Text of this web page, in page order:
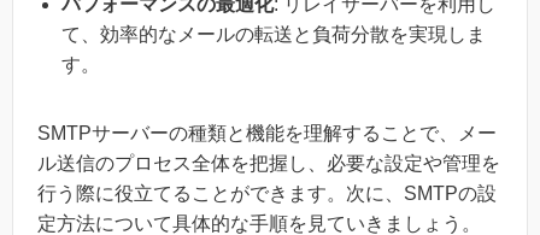
て、効率的なメールの転送と負荷分散を実現しま
す。
SMTPサーバーの種類と機能を理解することで、メー
ル送信のプロセス全体を把握し、必要な設定や管理を
行う際に役立てることができます。次に、SMTPの設
定方法について具体的な手順を見ていきましょう。